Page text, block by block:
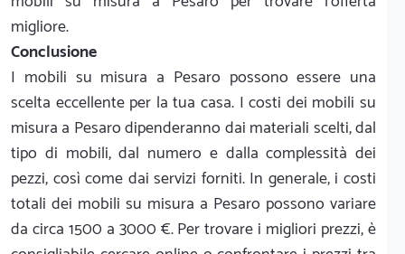
migliore.
Conclusione
I mobili su misura a Pesaro possono essere una
scelta eccellente per la tua casa. I costi dei mobili su
misura a Pesaro dipenderanno dai materiali scelti, dal
tipo di mobili, dal numero e dalla complessità dei
pezzi, così come dai servizi forniti. In generale, i costi
totali dei mobili su misura a Pesaro possono variare
da circa 1500 a 3000 €. Per trovare i migliori prezzi, è